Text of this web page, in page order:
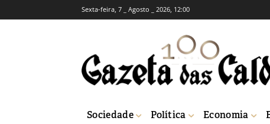
Sexta-feira, 7 _ Agosto _ 2026, 12:00
Sociedade Política Economia